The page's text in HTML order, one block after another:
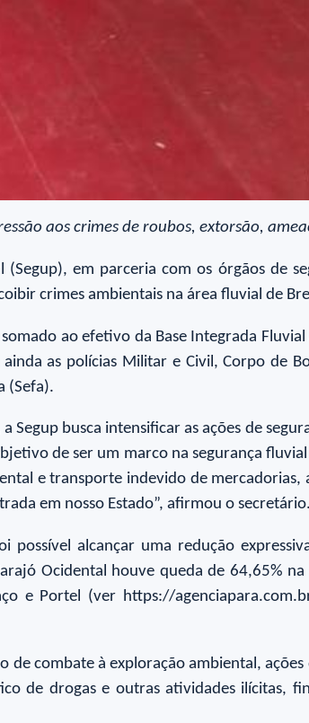
aos crimes de roubos, extorsão,
em parceria com os órgãos de
crimes ambientais na área fluvial de
ao efetivo da Base Integrada
as polícias Militar e Civil, Corpo de
(Sefa).
Segup busca intensificar as ações de
de ser um marco na segurança
e transporte indevido de
em nosso Estado”, afirmou o secretário.
possível alcançar uma redução
Ocidental houve queda de 64,65%
e Portel (ver https://
de combate à exploração ambiental,
de drogas e outras atividades ilícitas,